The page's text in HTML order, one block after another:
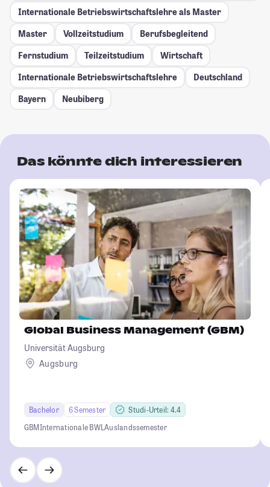
Internationale Betriebswirtschaftslehre als Master
Master
Vollzeitstudium
Berufsbegleitend
Fernstudium
Teilzeitstudium
Wirtschaft
Internationale Betriebswirtschaftslehre
Deutschland
Bayern
Neubiberg
Das könnte dich interessieren
Global Business Management (GBM)
Universität Augsburg
Augsburg
Bachelor 6 Semester
Studi-Urteil: 4.4
GBMInternationale BWLAuslandssemester